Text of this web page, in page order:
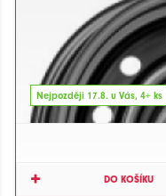
Nejpozději 17.8. u Vás, 4+ ks
DO KOŠÍKU